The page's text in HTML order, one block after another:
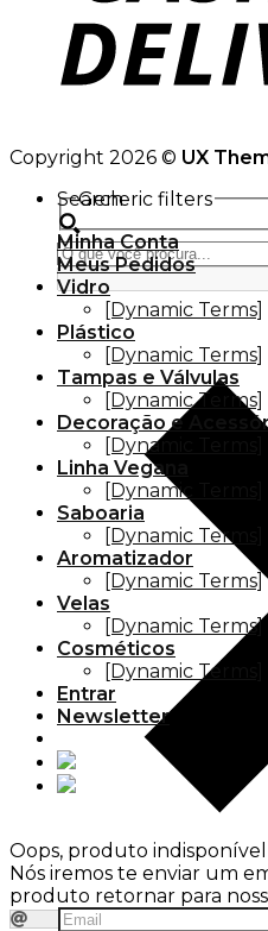
Copyright 2026 © UX
Search
Generic filters
Minha Conta
Meus Pedidos
Vidro
[Dynamic Terms]
Plástico
[Dynamic Terms]
Tampas e Válvulas
[Dynamic Terms]
Decoração e
[Dynamic Terms]
Linha Vegana
[Dynamic Terms]
Saboaria
[Dynamic Terms]
Aromatizador
[Dynamic Terms]
Velas
[Dynamic Terms]
Cosméticos
[Dynamic Terms]
Entrar
Newsletter
Oops, produto indisponível
Nós iremos te enviar um
produto retornar para